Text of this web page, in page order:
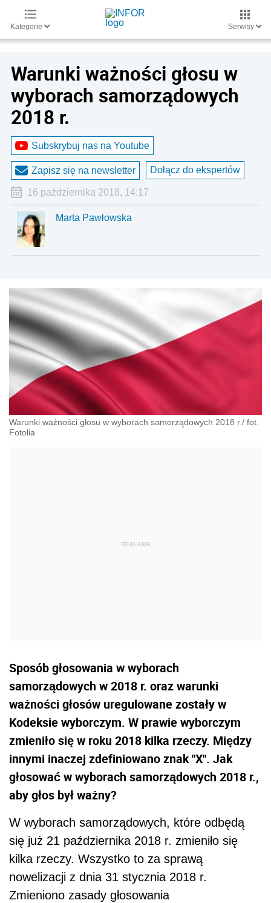
Kategorie Serwisy
Warunki ważności głosu w
wyborach samorządowych
2018 r.
Subskrybuj nas na Youtube
Zapisz się na newsletter Dołącz do ekspertów
16 października 2018, 14:17
Marta Pawłowska
Warunki ważności głosu w wyborach samorządowych 2018 r./ fot.
Fotolia
Sposób głosowania w wyborach
samorządowych w 2018 r. oraz warunki
ważności głosów uregulowane zostały w
Kodeksie wyborczym. W prawie wyborczym
zmieniło się w roku 2018 kilka rzeczy. Między
innymi inaczej zdefiniowano znak "X". Jak
głosować w wyborach samorządowych 2018 r.,
aby głos był ważny?
W wyborach samorządowych, które odbędą
się już 21 października 2018 r. zmieniło się
kilka rzeczy. Wszystko to za sprawą
nowelizacji z dnia 31 stycznia 2018 r.
Zmieniono zasady głosowania